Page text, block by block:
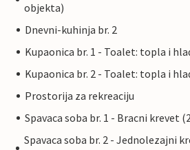
objekta)
Dnevni-kuhinja br. 2
Kupaonica br. 1 - Toalet: topla i
Kupaonica br. 2 - Toalet: topla i
Prostorija za rekreaciju
Spavaca soba br. 1 - Bracni krevet
Spavaca soba br. 2 - Jednolezajni